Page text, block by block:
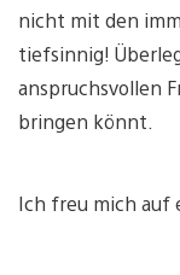
nicht mit den
tiefsinnig!
anspruchsvollen
bringen könnt.
Ich freu mich auf